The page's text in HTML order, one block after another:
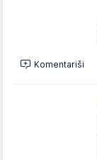
Komentariši